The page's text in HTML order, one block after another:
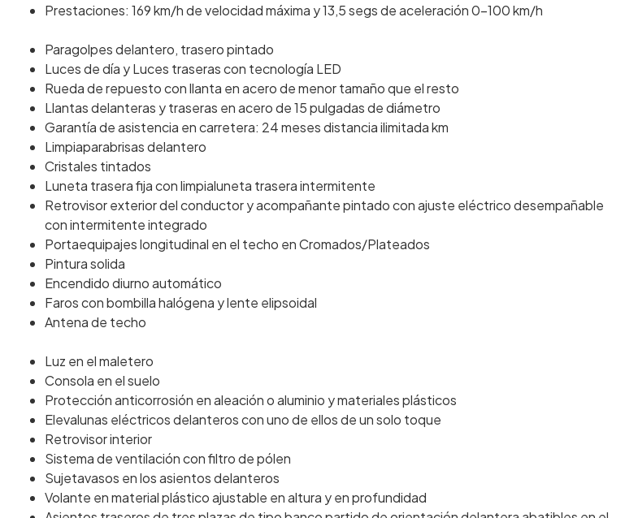
Prestaciones: 169 km/h de velocidad máxima y 13,5 segs de aceleración 0-100 km/h
Paragolpes delantero, trasero pintado
Luces de día y Luces traseras con tecnología LED
Rueda de repuesto con llanta en acero de menor tamaño que el resto
Llantas delanteras y traseras en acero de 15 pulgadas de diámetro
Garantía de asistencia en carretera: 24 meses distancia ilimitada km
Limpiaparabrisas delantero
Cristales tintados
Luneta trasera fija con limpialuneta trasera intermitente
Retrovisor exterior del conductor y acompañante pintado con ajuste eléctrico desempañable
con intermitente integrado
Portaequipajes longitudinal en el techo en Cromados/Plateados
Pintura solida
Encendido diurno automático
Faros con bombilla halógena y lente elipsoidal
Antena de techo
Luz en el maletero
Consola en el suelo
Protección anticorrosión en aleación o aluminio y materiales plásticos
Elevalunas eléctricos delanteros con uno de ellos de un solo toque
Retrovisor interior
Sistema de ventilación con filtro de pólen
Sujetavasos en los asientos delanteros
Volante en material plástico ajustable en altura y en profundidad